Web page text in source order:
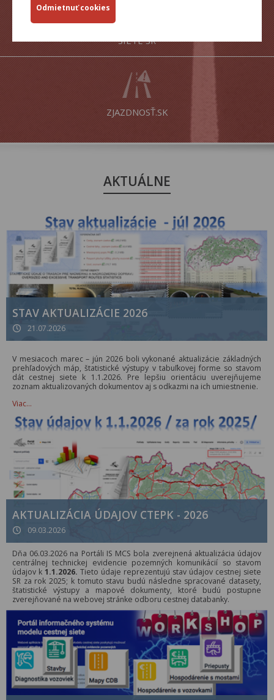
SIETE SR
ZJAZDNOSŤ.SK
AKTUÁLNE
STAV AKTUALIZÁCIE 2026
21.07.2026
V mesiacoch marec – jún 2026 boli vykonané aktualizácie základných
prehľadových máp, štatistické výstupy v tabuľkovej forme so stavom
dát cestnej siete k 1.1.2026. Pre lepšiu orientáciu uverejňujeme
zoznam aktualizovaných dokumentov aj s odkazmi na ich umiestnenie.
Viac…
AKTUALIZÁCIA ÚDAJOV CTEPK - 2026
09.03.2026
Dňa 06.03.2026 na Portáli IS MCS bola zverejnená aktualizácia údajov
centrálnej technickej evidencie pozemných komunikácií so stavom
údajov k 1.1.2026. Tieto údaje reprezentujú stav údajov cestnej siete
SR za rok 2025; k tomuto stavu budú následne spracované datasety,
štatistické výstupy a mapové dokumenty, ktoré budú postupne
zverejňované na webovej stránke odboru cestnej databanky.